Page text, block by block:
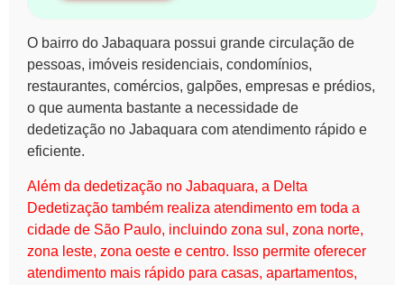
O bairro do Jabaquara possui grande circulação de
pessoas, imóveis residenciais, condomínios,
restaurantes, comércios, galpões, empresas e prédios,
o que aumenta bastante a necessidade de
dedetização no Jabaquara com atendimento rápido e
eficiente.
Além da dedetização no Jabaquara, a Delta
Dedetização também realiza atendimento em toda a
cidade de São Paulo, incluindo zona sul, zona norte,
zona leste, zona oeste e centro. Isso permite oferecer
atendimento mais rápido para casas, apartamentos,